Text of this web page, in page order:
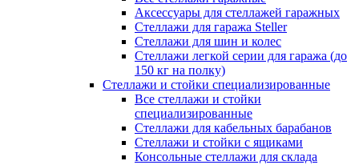
Аксессуары для стеллажей гаражных
Стеллажи для гаража Steller
Стеллажи для шин и колес
Стеллажи легкой серии для гаража (до
150 кг на полку)
Стеллажи и стойки специализированные
Все стеллажи и стойки
специализированные
Стеллажи для кабельных барабанов
Стеллажи и стойки с ящиками
Консольные стеллажи для склада